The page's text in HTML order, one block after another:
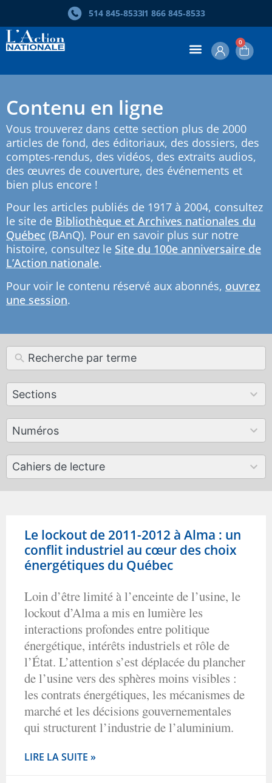
514 845‑85331 866 845‑8533
0
Contenu en ligne
Vous trouverez dans cette section plus de 2000
articles de fond, des éditoriaux, des dossiers, des
comptes-rendus, des vidéos, des extraits audios,
des œuvres de couverture, des événements et
bien plus encore !
Pour les articles publiés de 1917 à 2004, consultez
le site de Bibliothèque et Archives nationales du
Québec (BAnQ). Pour en savoir plus sur notre
histoire, consultez le Site du 100e anniversaire de
L’Action nationale.
Pour voir le contenu réservé aux abonnés, ouvrez
une session.
Sections
12
results
Numéros
179
results
Cahiers de lecture
50
results
Le lockout de 2011-2012 à Alma : un
conflit industriel au cœur des choix
énergétiques du Québec
Loin d’être limité à l’enceinte de l’usine, le
lockout d’Alma a mis en lumière les
interactions profondes entre politique
énergétique, intérêts industriels et rôle de
l’État. L’attention s’est déplacée du plancher
de l’usine vers des sphères moins visibles :
les contrats énergétiques, les mécanismes de
marché et les décisions gouvernementales
qui structurent l’industrie de l’aluminium.
LIRE LA SUITE »